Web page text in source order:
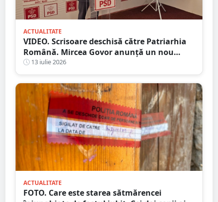
ACTUALITATE
VIDEO. Scrisoare deschisă către Patriarhia
Română. Mircea Govor anunță un nou
demers împotriva deputatului Adrian
Cozma
13 iulie 2026
ACTUALITATE
FOTO. Care este starea sătmărencei